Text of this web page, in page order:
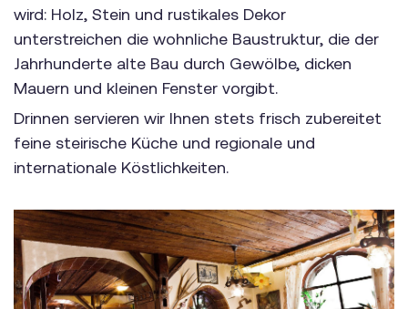
wird: Holz, Stein und rustikales Dekor
unterstreichen die wohnliche Baustruktur, die der
Jahrhunderte alte Bau durch Gewölbe, dicken
Mauern und kleinen Fenster vorgibt.
Drinnen servieren wir Ihnen stets frisch zubereitet
feine steirische Küche und regionale und
internationale Köstlichkeiten.